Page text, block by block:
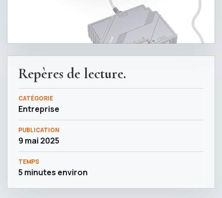
Repères de lecture.
CATÉGORIE
Entreprise
PUBLICATION
9 mai 2025
TEMPS
5 minutes environ